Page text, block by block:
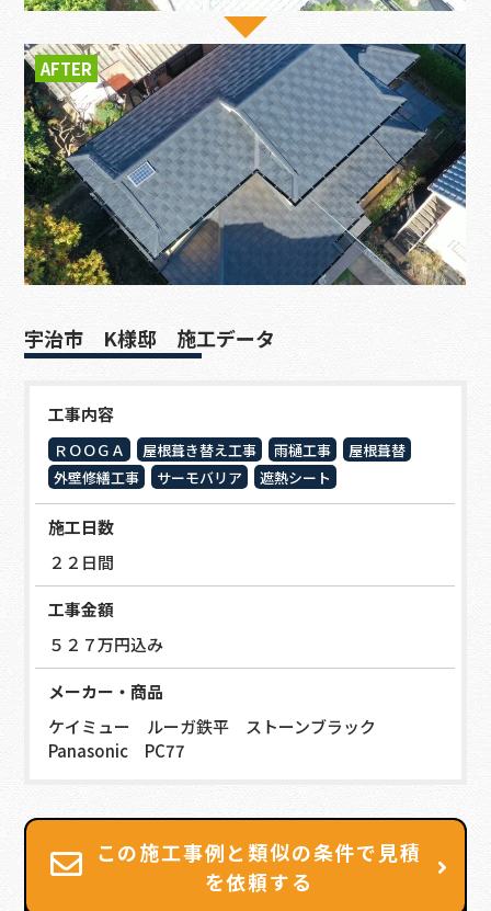
AFTER
宇治市 K様邸 施工データ
工事内容
ＲＯＯＧＡ 屋根葺き替え工事 雨樋工事
屋根葺替
外壁修繕工事
サーモバリア 遮熱シート
施工日数
２２日間
工事金額
５２７万円込み
メーカー・商品
ケイミュー ルーガ鉄平 ストーンブラック
Panasonic PC77
この施工事例と類似の条件で見積
を依頼する